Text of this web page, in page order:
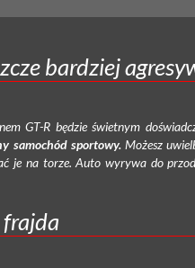
bardziej
GT-R będzie świetnym
samochód sportowy.Możesz
je na torze. Auto wyrywa do
frajda